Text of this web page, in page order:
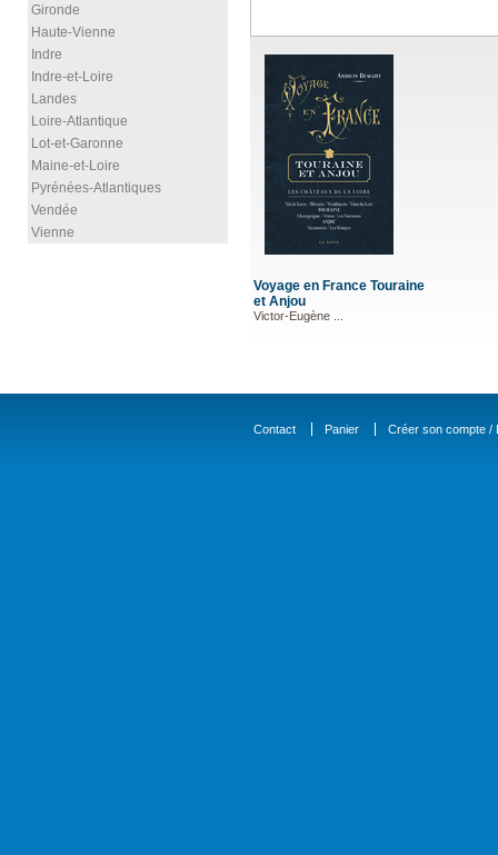
Gironde
Haute-Vienne
Indre
Indre-et-Loire
Landes
Loire-Atlantique
Lot-et-Garonne
Maine-et-Loire
Pyrénées-Atlantiques
Vendée
Vienne
Voyage en France Touraine
et Anjou
Victor-Eugène ...
Contact Panier Créer son compte /